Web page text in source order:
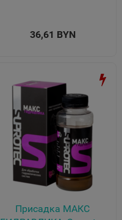
36,61 BYN
Присадка МАКС